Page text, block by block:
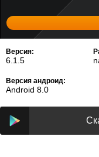
Версия:
6.1.5
Версия андроид:
Android 8.0